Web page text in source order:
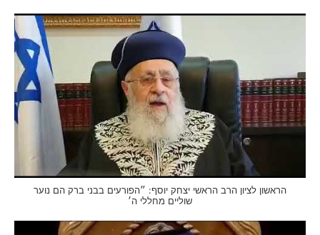
הראשון לציון הרב הראשי יצחק יוסף: ״הפורעים בבני ברק הם נוער
שוליים מחללי ה׳